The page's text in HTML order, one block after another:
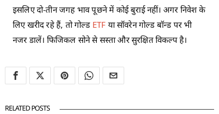
इसलिए दो-तीन जगह भाव पूछने में कोई बुराई नहीं। अगर निवेश के
लिए खरीद रहे हैं, तो गोल्ड ETF या सॉवरेन गोल्ड बॉन्ड पर भी
नजर डालें। फिजिकल सोने से सस्ता और सुरक्षित विकल्प है।
RELATED POSTS